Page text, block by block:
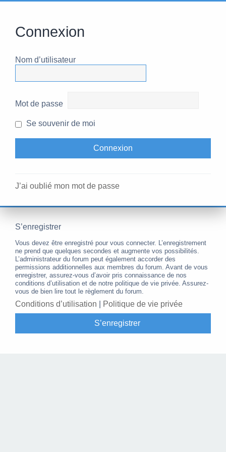
Connexion
Nom d’utilisateur
Mot de passe
Se souvenir de moi
J’ai oublié mon mot de passe
S’enregistrer
Vous devez être enregistré pour vous connecter. L’enregistrement
ne prend que quelques secondes et augmente vos possibilités.
L’administrateur du forum peut également accorder des
permissions additionnelles aux membres du forum. Avant de vous
enregistrer, assurez-vous d’avoir pris connaissance de nos
conditions d’utilisation et de notre politique de vie privée. Assurez-
vous de bien lire tout le règlement du forum.
Conditions d’utilisation Politique de vie privée
S’enregistrer